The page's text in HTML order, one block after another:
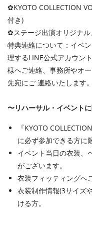
✿KYOTO COLLECTION
付き)
✿ステージ出演オリジナ
特典連絡について：イベ
理するLINE公式アカウン
様へご連絡、事務所やオ
先宛にご 連絡いたします。
〜リハーサル・イベント
『KYOTO
に必ず参加できる方に
イベント当日の衣装、
がございます。
衣装フィッティングへ
衣装制作情報(3サイズ
ける方。